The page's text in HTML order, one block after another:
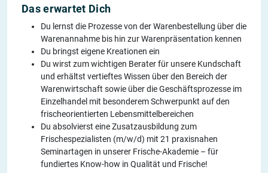
Das erwartet Dich
Du lernst die Prozesse von der Warenbestellung über die
Warenannahme bis hin zur Warenpräsentation kennen
Du bringst eigene Kreationen ein
Du wirst zum wichtigen Berater für unsere Kundschaft
und erhältst vertieftes Wissen über den Bereich der
Warenwirtschaft sowie über die Geschäftsprozesse im
Einzelhandel mit besonderem Schwerpunkt auf den
frischeorientierten Lebensmittelbereichen
Du absolvierst eine Zusatzausbildung zum
Frischespezialisten (m/w/d) mit 21 praxisnahen
Seminartagen in unserer Frische-Akademie – für
fundiertes Know-how in Qualität und Frische!